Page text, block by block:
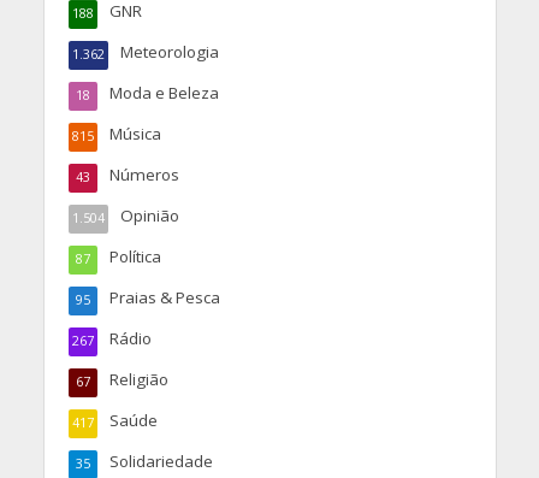
GNR
188
Meteorologia
1.362
Moda e Beleza
18
Música
815
Números
43
Opinião
1.504
Política
87
Praias & Pesca
95
Rádio
267
Religião
67
Saúde
417
Solidariedade
35